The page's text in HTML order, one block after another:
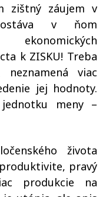
zištný záujem v
ostáva v ňom
ekonomických
k ZISKU! Treba
viac
jej hodnoty.
meny –
života
pravý
produkcie na